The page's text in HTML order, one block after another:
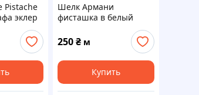
Pistache
эклер
Шелк Армани
фисташка в белый
250₴ м
Купить